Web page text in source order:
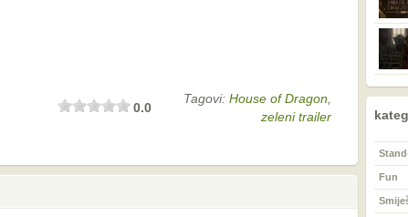
Tagovi: House of Dragon
zeleni trailer
0.0
Fun